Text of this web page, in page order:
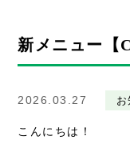
美容
お知らせ
新メニュー【
2026.03.27
こんにちは！